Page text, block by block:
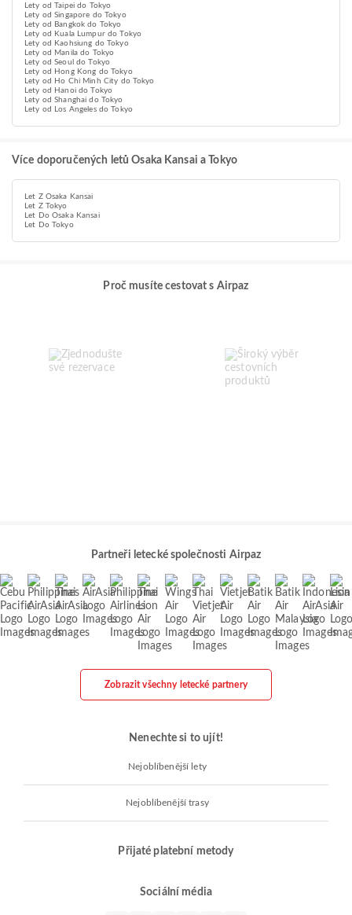
Lety od Taipei do Tokyo
Lety od Singapore do Tokyo
Lety od Bangkok do Tokyo
Lety od Kuala Lumpur do Tokyo
Lety od Kaohsiung do Tokyo
Lety od Manila do Tokyo
Lety od Seoul do Tokyo
Lety od Hong Kong do Tokyo
Lety od Ho Chi Minh City do Tokyo
Lety od Hanoi do Tokyo
Lety od Shanghai do Tokyo
Lety od Los Angeles do Tokyo
Více doporučených letů Osaka Kansai a Tokyo
Let Z Osaka Kansai
Let Z Tokyo
Let Do Osaka Kansai
Let Do Tokyo
Proč musíte cestovat s Airpaz
Partneři letecké společnosti Airpaz
Zobrazit všechny letecké partnery
Nenechte si to ujít!
Nejoblíbenější lety
Nejoblíbenější trasy
Přijaté platební metody
Sociální média